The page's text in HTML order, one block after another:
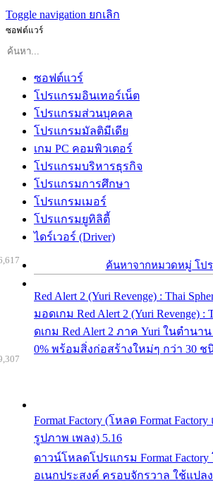
Toggle navigation ยกเลิก
ซอฟต์แวร์
ซอฟต์แวร์
โปรแกรมอินเทอร์เน็ต
โปรแกรมส่วนบุคคล
โปรแกรมมัลติมีเดีย
เกม PC คอมพิวเตอร์
โปรแกรมบริหารธุรกิจ
โปรแกรมการศึกษา
โปรแกรมเมอร์
โปรแกรมยูทิลิตี้
ไดร์เวอร์ (Driver)
ค้นหาจากหมวดหมู่ โป
Red Alert 2 (Yuri Revenge) : Thai
มอดเกม Red Alert 2 (Yuri Revenge) :
ดเกม Red Alert 2 ภาค Yuri ในตำนา
0% พร้อมสิ่งก่อสร้างใหม่ๆ กว่า 30
Format Factory (โหลด Format
รูปภาพ เพลง) 5.16
ดาวน์โหลดโปรแกรม Format
อเนกประสงค์ ครอบจักรวาล ใช้แปล